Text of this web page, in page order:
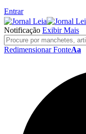
Entrar
Notificação Exibir Mais
Redimensionar FonteAa